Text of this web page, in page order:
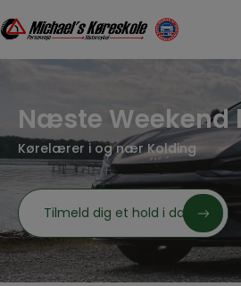
til
indholdet
Næste Weekend
Kørelærer i og nær Kolding
Tilmeld dig et hold i dag